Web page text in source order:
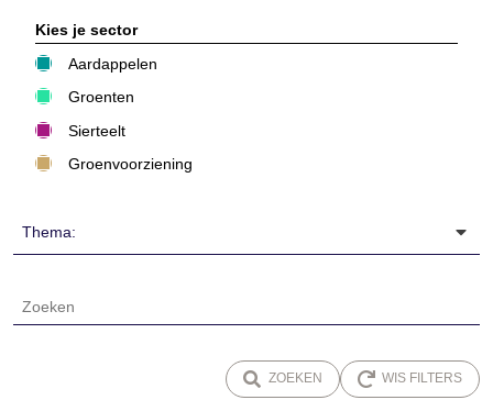
Kies je sector
Aardappelen
Groenten
Sierteelt
Groenvoorziening
Thema:
ZOEKEN WIS FILTERS